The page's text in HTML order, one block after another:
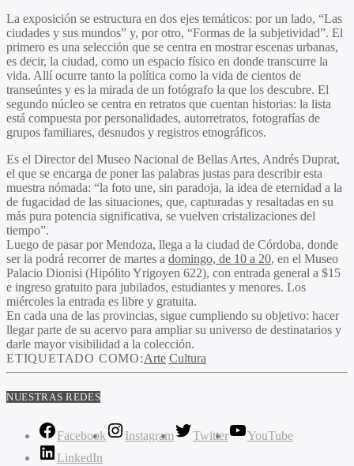
La exposición se estructura en dos ejes temáticos: por un lado, “Las
ciudades y sus mundos” y, por otro, “Formas de la subjetividad”. El
primero es una selección que se centra en mostrar escenas urbanas,
es decir, la ciudad, como un espacio físico en donde transcurre la
vida. Allí ocurre tanto la política como la vida de cientos de
transeúntes y es la mirada de un fotógrafo la que los descubre. El
segundo núcleo se centra en retratos que cuentan historias: la lista
está compuesta por personalidades, autorretratos, fotografías de
grupos familiares, desnudos y registros etnográficos.
Es el Director del Museo Nacional de Bellas Artes, Andrés Duprat,
el que se encarga de poner las palabras justas para describir esta
muestra nómada: “la foto une, sin paradoja, la idea de eternidad a la
de fugacidad de las situaciones, que, capturadas y resaltadas en su
más pura potencia significativa, se vuelven cristalizaciones del
tiempo”.
Luego de pasar por Mendoza, llega a la ciudad de Córdoba, donde
ser la podrá recorrer de martes a domingo, de 10 a 20, en el Museo
Palacio Dionisi (Hipólito Yrigoyen 622), con entrada general a $15
e ingreso gratuito para jubilados, estudiantes y menores. Los
miércoles la entrada es libre y gratuita.
En cada una de las provincias, sigue cumpliendo su objetivo: hacer
llegar parte de su acervo para ampliar su universo de destinatarios y
darle mayor visibilidad a la colección.
ETIQUETADO COMO:Arte Cultura
NUESTRAS REDES
Facebook Instagram Twitter
YouTube
LinkedIn